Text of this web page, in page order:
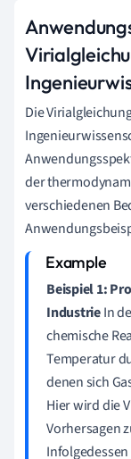
Die
der
verschiedenen
Beispiel 1:
IndustrieIn
chemische
Temperatur
denen sich
Hier wird die
Vorhersagen